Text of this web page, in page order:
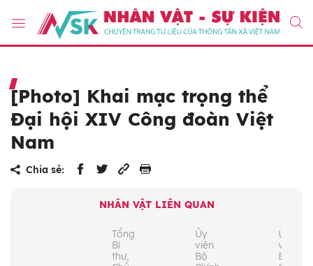
[Photo] Khai mạc trọng thể
Đại hội XIV Công đoàn Việt
Nam
Chia sẻ:
NHÂN VẬT LIÊN QUAN
Tổng
Bí
thư,
Ủy
viên
Bộ
Ủy
viên
Bộ